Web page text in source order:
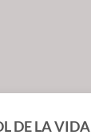
DE LA VIDA